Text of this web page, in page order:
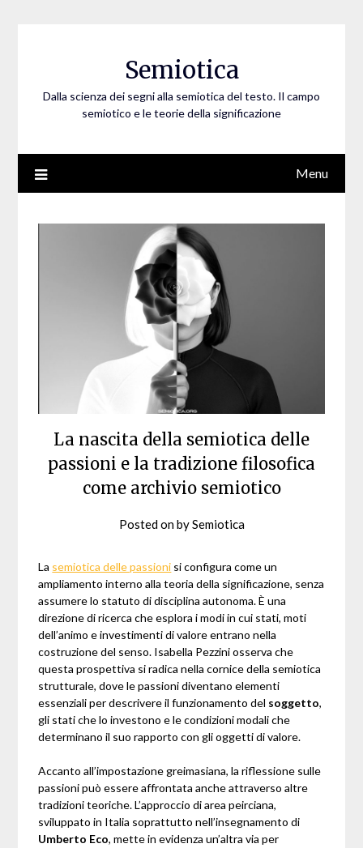
Semiotica
Dalla scienza dei segni alla semiotica del testo. Il campo
semiotico e le teorie della significazione
Menu
La nascita della semiotica delle
passioni e la tradizione filosofica
come archivio semiotico
Posted onbySemiotica
La semiotica delle passioni si configura come un
ampliamento interno alla teoria della significazione, senza
assumere lo statuto di disciplina autonoma. È una
direzione di ricerca che esplora i modi in cui stati, moti
dell’animo e investimenti di valore entrano nella
costruzione del senso. Isabella Pezzini osserva che
questa prospettiva si radica nella cornice della semiotica
strutturale, dove le passioni diventano elementi
essenziali per descrivere il funzionamento del soggetto,
gli stati che lo investono e le condizioni modali che
determinano il suo rapporto con gli oggetti di valore.
Accanto all’impostazione greimasiana, la riflessione sulle
passioni può essere affrontata anche attraverso altre
tradizioni teoriche. L’approccio di area peirciana,
sviluppato in Italia soprattutto nell’insegnamento di
Umberto Eco, mette in evidenza un’altra via per